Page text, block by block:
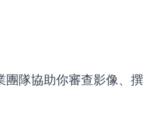
團隊協助你審查影像、撰